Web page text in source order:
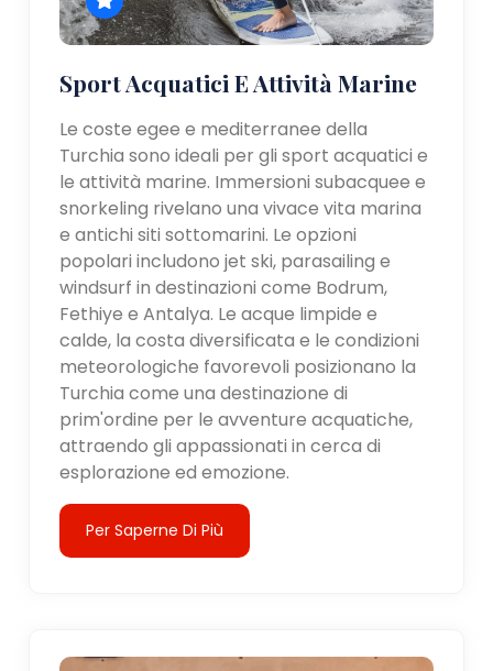
Sport Acquatici E Attività Marine
Le coste egee e mediterranee della
Turchia sono ideali per gli sport acquatici e
le attività marine. Immersioni subacquee e
snorkeling rivelano una vivace vita marina
e antichi siti sottomarini. Le opzioni
popolari includono jet ski, parasailing e
windsurf in destinazioni come Bodrum,
Fethiye e Antalya. Le acque limpide e
calde, la costa diversificata e le condizioni
meteorologiche favorevoli posizionano la
Turchia come una destinazione di
prim'ordine per le avventure acquatiche,
attraendo gli appassionati in cerca di
esplorazione ed emozione.
Per Saperne Di Più